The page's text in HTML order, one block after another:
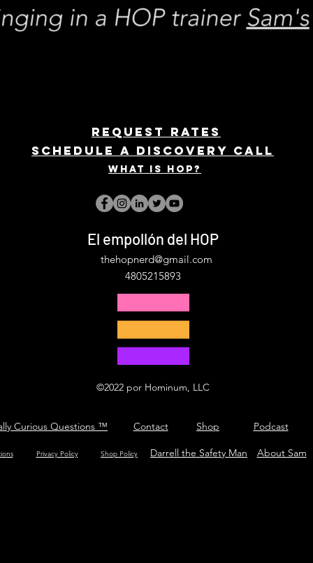
REQUEST rates
Schedule a discovery call
What is hop?
El empollón del HOP
thehopnerd@gmail.com
4805215893
©2022 por Hominum, LLC
Curious Questions ™
Privacy Policy Shop Policy About Sam
Darrell the Safety Man
Contact Shop Podcast